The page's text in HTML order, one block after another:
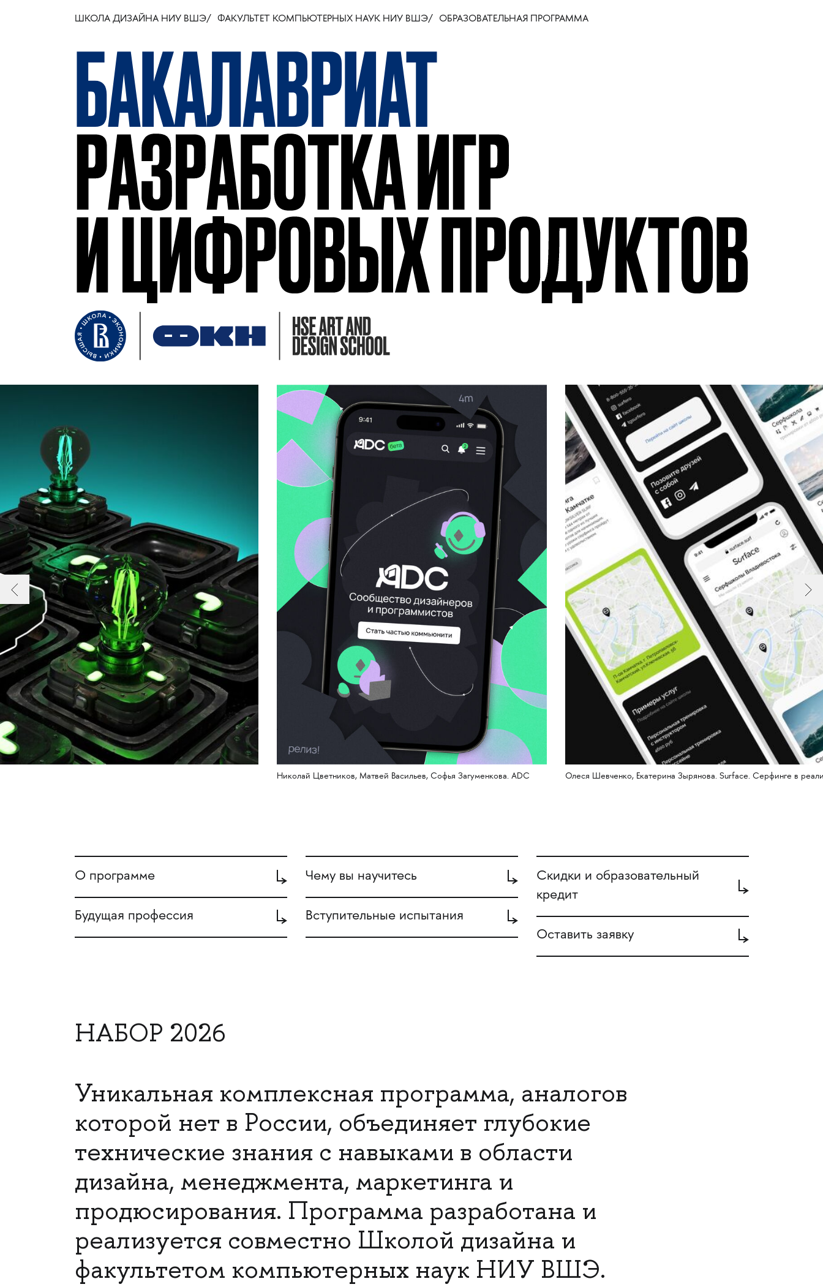
ШКОЛА ДИЗАЙНА НИУ ВШЭ ФАКУЛЬТЕТ КОМПЬЮТЕРНЫХ НАУК НИУ ВШЭ ОБРАЗОВАТЕЛЬНАЯ ПРОГРАММА
Николай Цветников, Матвей Васильев, Софья Загуменкова. ADC Олеся Шевченко, Екатерина Зырянова. Surface. Серфинге в
О программе
Будущая профессия
Чему вы научитесь
Вступительные испытания
Скидки и образовательный
кредит
Оставить заявку
НАБОР 2026
Уникальная комплексная программа, аналогов
которой нет в России, объединяет глубокие
технические знания с навыками в области
дизайна, менеджмента, маркетинга и
продюсирования. Программа разработана и
реализуется совместно Школой дизайна и
факультетом компьютерных наук НИУ ВШЭ.